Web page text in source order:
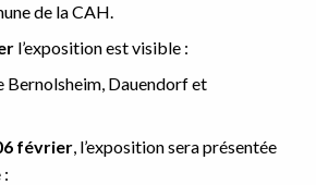
de la CAH.
l’exposition est visible :
Bernolsheim, Dauendorf et
février, l’exposition sera présentée
: